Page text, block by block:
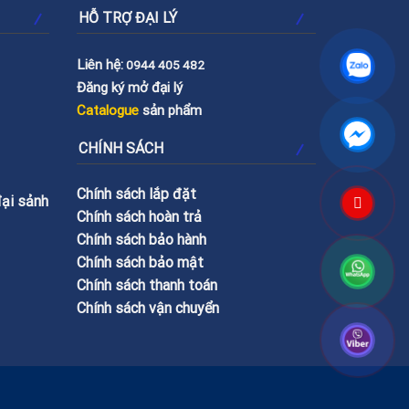
sảnh
HỖ TRỢ ĐẠI LÝ
Liên hệ:0944 405 482
Đăng ký mở đại lý
Cataloguesản phẩm
CHÍNH SÁCH
Chính sách lắp đặt
Chính sách hoàn trả
Chính sách bảo hành
Chính sách bảo mật
Chính sách thanh toán
Chính sách vận chuyển